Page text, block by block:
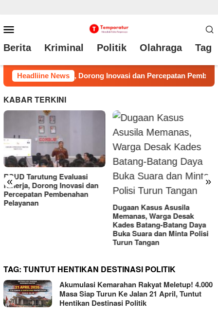
ke
konten
Mobile
Berita Kriminal Politik Olahraga Tag
Headliine News
Pembenahan Pelayanan Dugaan Kasus Asusila
KABAR TERKINI
« »
Dugaan Kasus Asusila
Bupati Taput Perpanjang
Tenor PEN, Beban Angsuran
APBD Lebih Ringan
TAG: TUNTUT HENTIKAN DESTINASI POLITIK
Akumulasi Kemarahan Rakyat Meletup! 4.000
Masa Siap Turun Ke Jalan 21 April, Tuntut
Hentikan Destinasi Politik